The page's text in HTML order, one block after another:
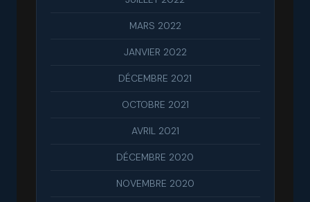
MARS 2022
JANVIER 2022
DÉCEMBRE 2021
OCTOBRE 2021
AVRIL 2021
DÉCEMBRE 2020
NOVEMBRE 2020